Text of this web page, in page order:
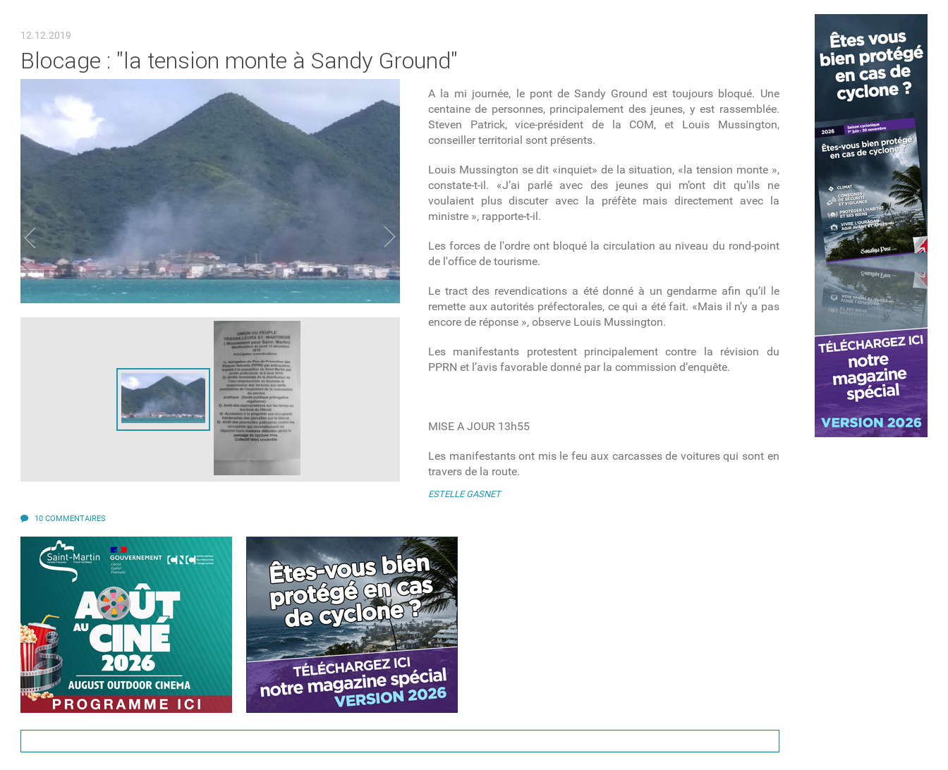
12.12.2019
Blocage : "la tension monte à Sandy Ground"
A la mi journée, le pont de Sandy Ground est toujours bloqué. Une
centaine de personnes, principalement des jeunes, y est rassemblée.
Steven Patrick, vice-président de la COM, et Louis Mussington,
conseiller territorial sont présents.
Louis Mussington se dit «inquiet» de la situation, «la tension monte »,
constate-t-il. «J’ai parlé avec des jeunes qui m’ont dit qu’ils ne
voulaient plus discuter avec la préfète mais directement avec la
ministre », rapporte-t-il.
Les forces de l'ordre ont bloqué la circulation au niveau du rond-point
de l'office de tourisme.
Le tract des revendications a été donné à un gendarme afin qu’il le
remette aux autorités préfectorales, ce qui a été fait. «Mais il n’y a pas
encore de réponse », observe Louis Mussington.
Les manifestants protestent principalement contre la révision du
PPRN et l’avis favorable donné par la commission d’enquête.
MISE A JOUR 13h55
Les manifestants ont mis le feu aux carcasses de voitures qui sont en
travers de la route.
ESTELLE GASNET
10 COMMENTAIRES